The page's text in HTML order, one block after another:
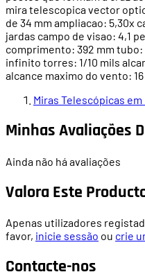
mira telescopica vector
de 34 mm ampliacao: 5,30x
jardas campo de visao: 4,1
comprimento: 392 mm tubo:
infinito torres: 1/10 mils
alcance maximo do vento:
Miras Telescópicas em
Minhas Avaliações
Ainda não há avaliações
Valora Este
Apenas utilizadores
favor, inicie sessão ou crie
Contacte-nos